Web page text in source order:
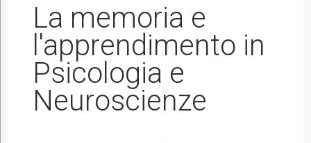
La memoria e
l'apprendimento in
Psicologia e
Neuroscienze